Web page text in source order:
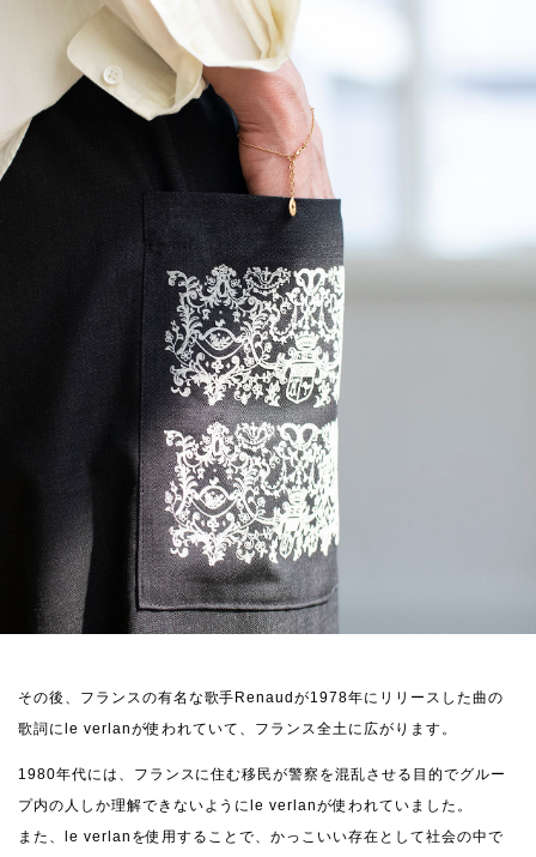
その後、フランスの有名な歌手Renaudが1978年にリリースした曲の
歌詞にle verlanが使われていて、フランス全土に広がります。
1980年代には、フランスに住む移民が警察を混乱させる目的でグルー
プ内の人しか理解できないようにle verlanが使われていました。
また、le verlanを使用することで、かっこいい存在として社会の中で